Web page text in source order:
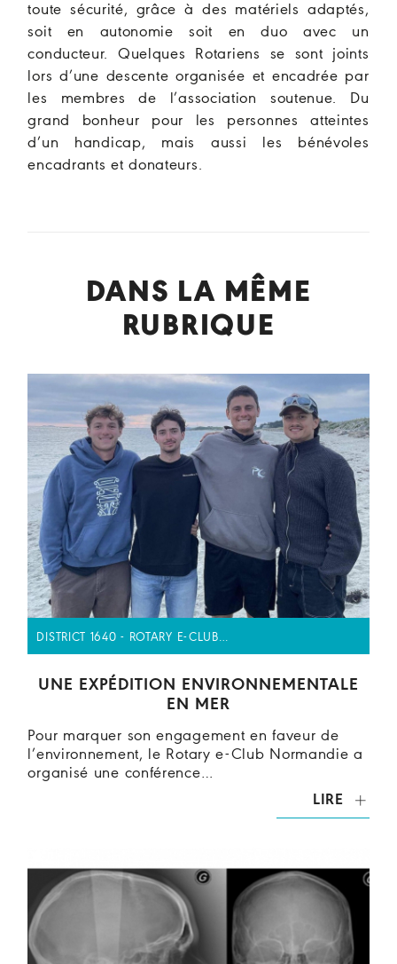
toute sécurité, grâce à des matériels adaptés,
soit en autonomie soit en duo avec un
conducteur. Quelques Rotariens se sont joints
lors d’une descente organisée et encadrée par
les membres de l’association soutenue. Du
grand bonheur pour les personnes atteintes
d’un handicap, mais aussi les bénévoles
encadrants et donateurs.
DANS LA MÊME
RUBRIQUE
DISTRICT 1640 - ROTARY E-CLUB…
UNE EXPÉDITION ENVIRONNEMENTALE
EN MER
Pour marquer son engagement en faveur de
l’environnement, le Rotary e-Club Normandie a
organisé une conférence…
LIRE